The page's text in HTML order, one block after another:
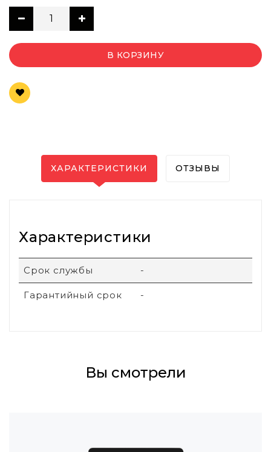
В КОРЗИНУ
ХАРАКТЕРИСТИКИ ОТЗЫВЫ
Характеристики
Срок службы -
Гарантийный срок -
Вы смотрели